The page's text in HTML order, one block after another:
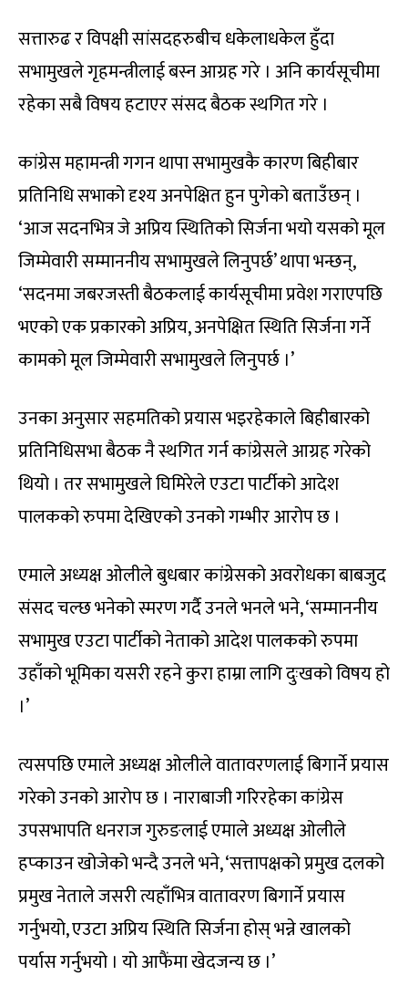
सत्तारुढ र विपक्षी सांसदहरुबीच धकेलाधकेल हुँदा
सभामुखले गृहमन्त्रीलाई बस्न आग्रह गरे । अनि कार्यसूचीमा
रहेका सबै विषय हटाएर संसद बैठक स्थगित गरे ।
कांग्रेस महामन्त्री गगन थापा सभामुखकै कारण बिहीबार
प्रतिनिधि सभाको दृश्य अनपेक्षित हुन पुगेको बताउँछन् ।
‘आज सदनभित्र जे अप्रिय स्थितिको सिर्जना भयो यसको मूल
जिम्मेवारी सम्माननीय सभामुखले लिनुपर्छ’ थापा भन्छन्,
‘सदनमा जबरजस्ती बैठकलाई कार्यसूचीमा प्रवेश गराएपछि
भएको एक प्रकारको अप्रिय, अनपेक्षित स्थिति सिर्जना गर्ने
कामको मूल जिम्मेवारी सभामुखले लिनुपर्छ ।’
उनका अनुसार सहमतिको प्रयास भइरहेकाले बिहीबारको
प्रतिनिधिसभा बैठक नै स्थगित गर्न कांग्रेसले आग्रह गरेको
थियो । तर सभामुखले घिमिरेले एउटा पार्टीको आदेश
पालकको रुपमा देखिएको उनको गम्भीर आरोप छ ।
एमाले अध्यक्ष ओलीले बुधबार कांग्रेसको अवरोधका बाबजुद
संसद चल्छ भनेको स्मरण गर्दै उनले भनले भने, ‘सम्माननीय
सभामुख एउटा पार्टीको नेताको आदेश पालकको रुपमा
उहाँको भूमिका यसरी रहने कुरा हाम्रा लागि दुःखको विषय हो
।’
त्यसपछि एमाले अध्यक्ष ओलीले वातावरणलाई बिगार्ने प्रयास
गरेको उनको आरोप छ । नाराबाजी गरिरहेका कांग्रेस
उपसभापति धनराज गुरुङलाई एमाले अध्यक्ष ओलीले
हप्काउन खोजेको भन्दै उनले भने, ‘सत्तापक्षको प्रमुख दलको
प्रमुख नेताले जसरी त्यहाँभित्र वातावरण बिगार्ने प्रयास
गर्नुभयो, एउटा अप्रिय स्थिति सिर्जना होस् भन्ने खालको
पर्यास गर्नुभयो । यो आफैंमा खेदजन्य छ ।’